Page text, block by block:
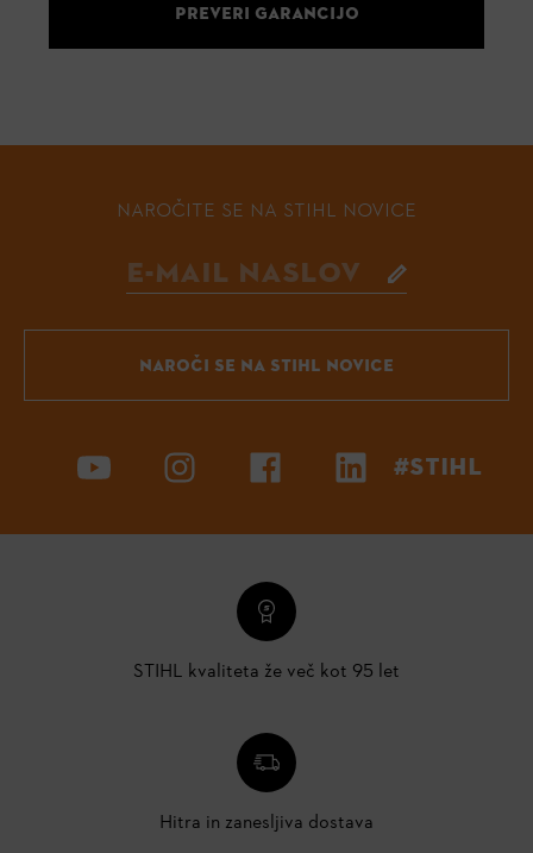
PREVERI GARANCIJO
NAROČITE SE NA STIHL NOVICE
NAROČI SE NA STIHL NOVICE
#STIHL
STIHL kvaliteta že več kot 95 let
Hitra in zanesljiva dostava